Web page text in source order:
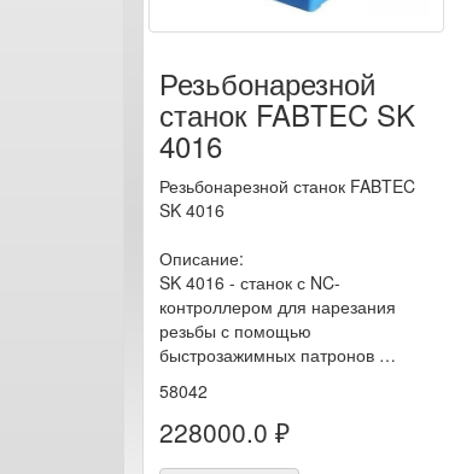
Резьбонарезной
станок FABTEC SK
4016
Резьбонарезной станок FABTEC
SK 4016
Описание:
SK 4016 - станок с NC-
контроллером для нарезания
резьбы с помощью
быстрозажимных патронов …
58042
228000.0 ₽